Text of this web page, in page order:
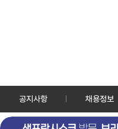
공지사항 채용정보